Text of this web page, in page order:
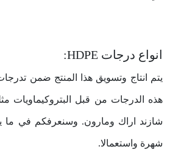
انواع درجات HDPE:
يتم انتاج وتسويق هذا المنتج ضمن
هذه الدرجات من قبل البتروكيماويات
شازند اراك ومارون. وسنعرفكم في ما
شهرة واستعمالا.